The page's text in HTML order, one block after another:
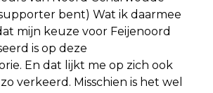
bent) Wat ik daarmee
mijn keuze voor Feijenoord
is op deze
En dat lijkt me op zich ook
verkeerd. Misschien is het wel